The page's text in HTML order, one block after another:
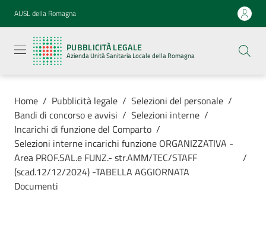
Vai al contenuto
Vai alla navigazione
Vai al footer
AUSL della Romagna
PUBBLICITÀ LEGALE
Azienda Unità Sanitaria Locale della Romagna
legale
Azienda
Unità
Locale della
Azienda
Home / Pubblicità legale / Selezioni del personale /
Bandi di concorso e avvisi / Selezioni interne /
Incarichi di funzione del Comparto /
Selezioni interne incarichi funzione ORGANIZZATIVA -
Area PROF.SAL.e FUNZ.- str.AMM/TEC/STAFF
(scad.12/12/2024) -TABELLA AGGIORNATA
/
Documenti